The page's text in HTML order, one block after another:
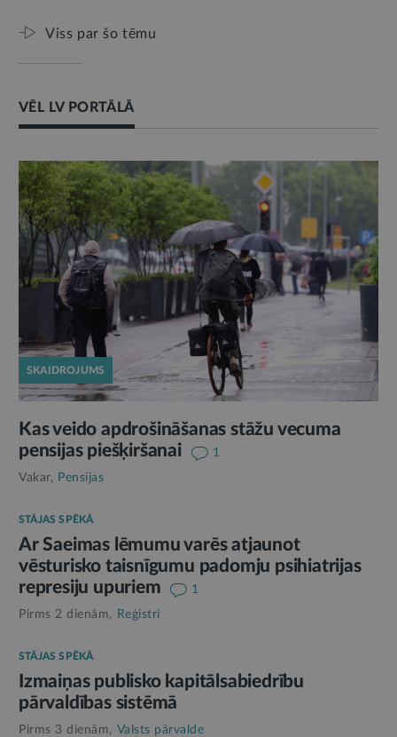
Viss par šo tēmu
VĒL LV PORTĀLĀ
SKAIDROJUMS
Kas veido apdrošināšanas stāžu vecuma
pensijas piešķiršanai
1
Vakar, Pensijas
STĀJAS SPĒKĀ
Ar Saeimas lēmumu varēs atjaunot
vēsturisko taisnīgumu padomju psihiatrijas
represiju upuriem
1
Pirms 2 dienām, Reģistri
STĀJAS SPĒKĀ
Izmaiņas publisko kapitālsabiedrību
pārvaldības sistēmā
Pirms 3 dienām, Valsts pārvalde